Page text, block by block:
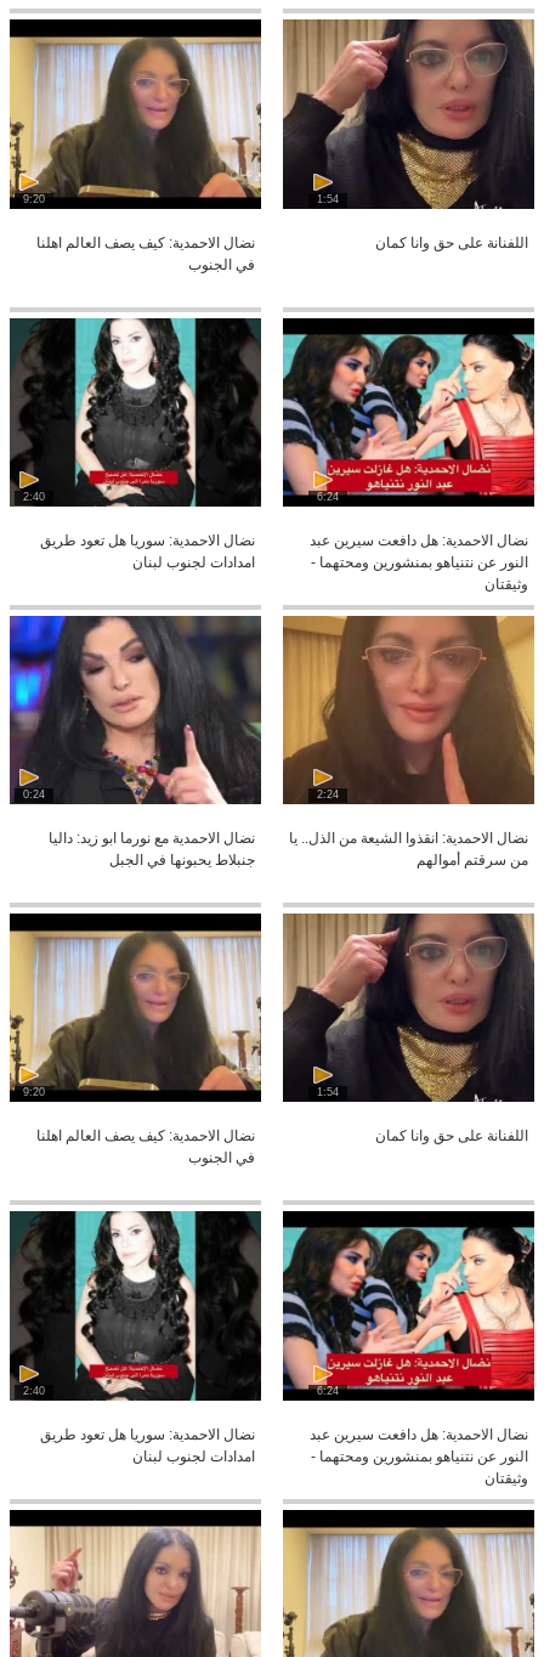
1:54
اللفنانة على حق وانا كمان
9:20
نضال الاحمدية: كيف يصف العالم اهلنا
في الجنوب
6:24
نضال الاحمدية: هل دافعت سيرين عبد
النور عن نتنياهو بمنشورين ومحتهما -
وثيقتان
2:40
نضال الاحمدية: سوريا هل تعود طريق
امدادات لجنوب لبنان
2:24
نضال الاحمدية: انقذوا الشيعة من الذل.. يا
من سرقتم أموالهم
0:24
نضال الاحمدية مع نورما ابو زيد: داليا
جنبلاط يحبونها في الجبل
1:54
اللفنانة على حق وانا كمان
9:20
نضال الاحمدية: كيف يصف العالم اهلنا
في الجنوب
6:24
نضال الاحمدية: هل دافعت سيرين عبد
النور عن نتنياهو بمنشورين ومحتهما -
وثيقتان
2:40
نضال الاحمدية: سوريا هل تعود طريق
امدادات لجنوب لبنان